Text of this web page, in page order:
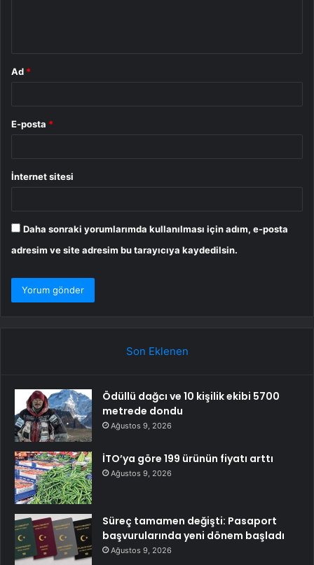
Ad *
E-posta *
İnternet sitesi
Daha sonraki yorumlarımda kullanılması için adım, e-posta
adresim ve site adresim bu tarayıcıya kaydedilsin.
Son Eklenen
Ödüllü dağcı ve 10 kişilik ekibi 5700
metrede dondu
Ağustos 9, 2026
İTO’ya göre 199 ürünün fiyatı arttı
Ağustos 9, 2026
Süreç tamamen değişti: Pasaport
başvurularında yeni dönem başladı
Ağustos 9, 2026